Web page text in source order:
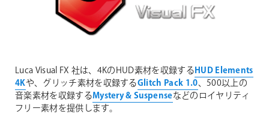
Luca Visual FX 社は、4KのHUD素材を収録するHUD Elements
4Kや、グリッチ素材を収録するGlitch Pack 1.0、500以上の
音楽素材を収録するMystery & Suspenseなどのロイヤリティ
フリー素材を提供します。